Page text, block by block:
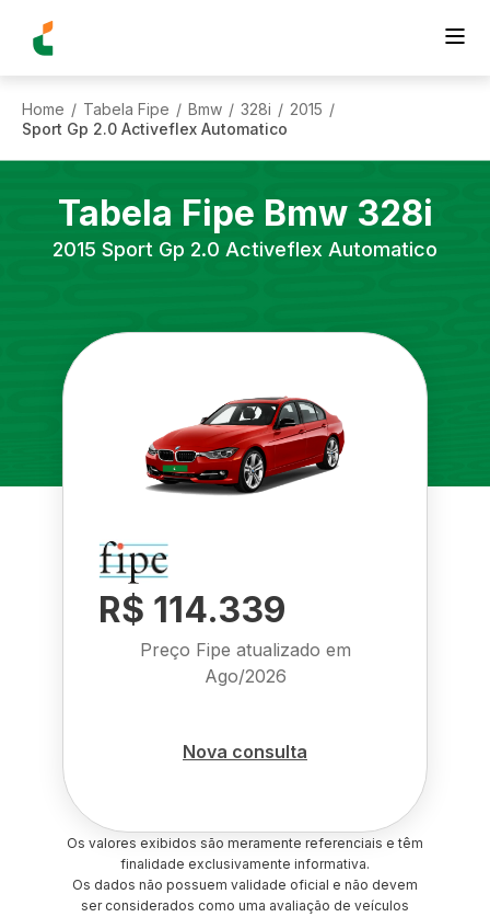
Home / Tabela Fipe / Bmw / 328i / 2015 /
Sport Gp 2.0 Activeflex Automatico
Tabela Fipe Bmw 328i
2015 Sport Gp 2.0 Activeflex Automatico
R$ 114.339
Preço Fipe atualizado em
Ago/2026
Nova consulta
Os valores exibidos são meramente referenciais e têm
finalidade exclusivamente informativa.
Os dados não possuem validade oficial e não devem
ser considerados como uma avaliação de veículos